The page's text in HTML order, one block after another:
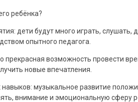
ребёнка?
дети будут много играть, слушать,
опытного педагога.
прекрасная возможность провести
новые впечатления.
музыкальное развитие
внимание и эмоциональную сферу